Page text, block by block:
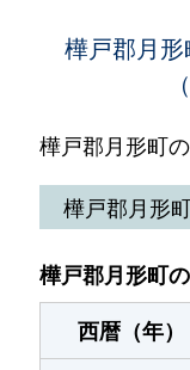
樺戸郡月
樺戸郡月形町
樺戸郡月形
樺戸郡月形町
西暦（年）